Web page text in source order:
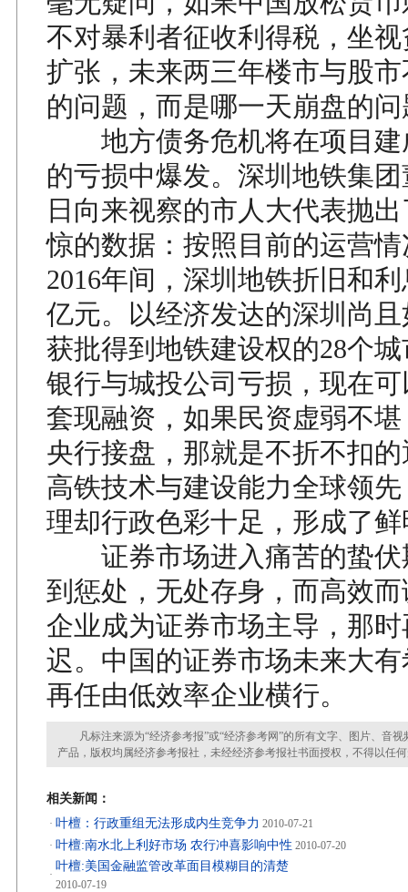
不对暴利者征收利得税，坐
扩张，未来两三年楼市与股
的问题，而是哪一天崩盘的
地方债务危机将在项目建
的亏损中爆发。深圳地铁集
日向来视察的市人大代表抛
惊的数据：按照目前的运营情
2016年间，深圳地铁折旧和
亿元。以经济发达的深圳尚
获批得到地铁建设权的28个
银行与城投公司亏损，现在
套现融资，如果民资虚弱不
央行接盘，那就是不折不扣
高铁技术与建设能力全球领
理却行政色彩十足，形成了
证券市场进入痛苦的蛰伏
到惩处，无处存身，而高效
企业成为证券市场主导，那
迟。中国的证券市场未来大
再任由低效率企业横行。
凡标注来源为“经济参考报”或“经济参考网”的所有文字、图片、音视
产品，版权均属经济参考报社，未经经济参考报社书面授权，不得以任
相关新闻：
· 叶檀：行政重组无法形成内生竞争力 2010-07-21
· 叶檀:南水北上利好市场 农行冲喜影响中性 2010-07-20
·
叶檀:美国金融监管改革面目模糊目的清楚
2010-07-19